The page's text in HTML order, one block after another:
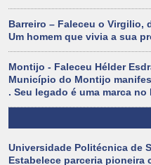
Barreiro – Faleceu o Virgilio,
Um homem que vivia a sua
Montijo - Faleceu Hélder
Município do Montijo
. Seu legado é uma marca no
Universidade Politécnica de
Estabelece parceria pioneira